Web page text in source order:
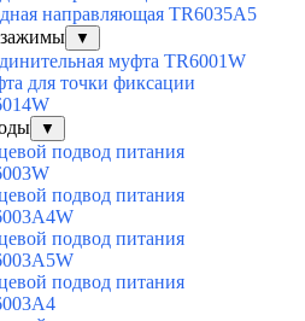
направляющая TR6035A5
▼
муфта TR6001W
для точки фиксации
▼
подвод питания
подвод питания
подвод питания
подвод питания